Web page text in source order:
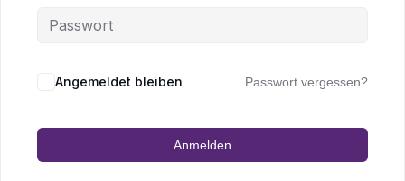
Angemeldet bleiben Passwort vergessen?
Anmelden